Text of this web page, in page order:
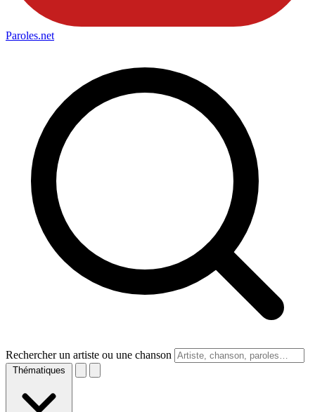
Paroles.net
Rechercher un artiste ou une chanson
Thématiques